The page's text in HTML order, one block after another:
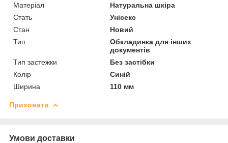
Матеріал
Натуральна шкіра
Стать
Унісекс
Стан
Новий
Тип
Обкладинка для інших
документів
Тип застежки
Без застібки
Колір
Синій
Ширина
110 мм
Приховати
Умови доставки